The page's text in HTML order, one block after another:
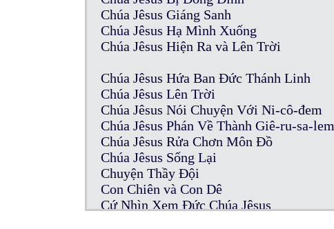
Chúa Jêsus Giáng Sanh
Chúa Jêsus Hạ Mình Xuống
Chúa Jêsus Hiện Ra và Lên Trời
Chúa Jêsus Hứa Ban Đức Thánh Linh
Chúa Jêsus Lên Trời
Chúa Jêsus Nói Chuyện Với Ni-cô-đem
Chúa Jêsus Phán Về Thành Giê-ru-sa-lem
Chúa Jêsus Rửa Chơn Môn Đồ
Chúa Jêsus Sống Lại
Chuyện Thầy Đội
Con Chiên và Con Dê
Cứ Nhìn Xem Đức Chúa Jêsus